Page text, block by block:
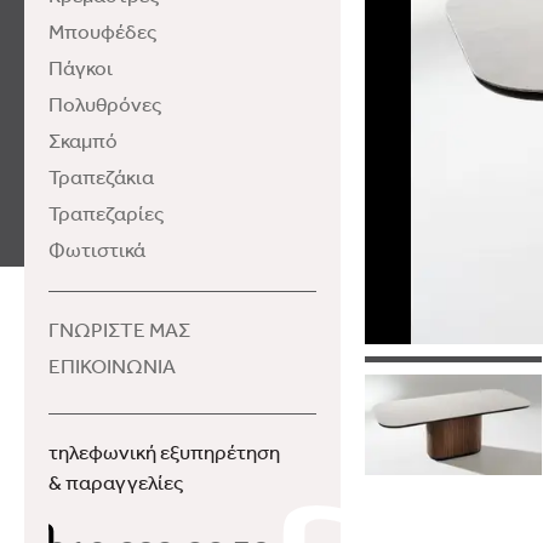
Μπουφέδες
Πάγκοι
Πολυθρόνες
Σκαμπό
Τραπεζάκια
Τραπεζαρίες
Φωτιστικά
ΓΝΩΡΙΣΤΕ ΜΑΣ
ΕΠΙΚΟΙΝΩΝΙΑ
τηλεφωνική εξυπηρέτηση
& παραγγελίες